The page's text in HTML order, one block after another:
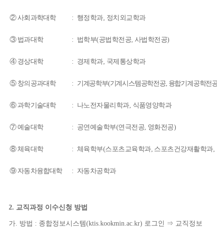
②사회과학대학 : 행정학과, 정치외교학과
③ 법과대학 : 법학부(공법학전공,사법학전공)
④ 경상대학 : 경제학과, 국제통상학과
⑤ 창의공과대학 : 기계공학부(기계시스템공학전공, 융합기계공학전
⑥과학기술대학 : 나노전자물리학과, 식품영양학과
⑦ 예술대학 : 공연예술학부(연극전공, 영화전공)
⑧체육대학 : 체육학부(스포츠교육학과, 스포츠건강재활학과,
⑨ 자동차융합대학 : 자동차공학과
2. 교직과정 이수신청 방법
가. 방법 : 종합정보시스템(ktis.kookmin.ac.kr) 로그인 ⇒ 교직정보